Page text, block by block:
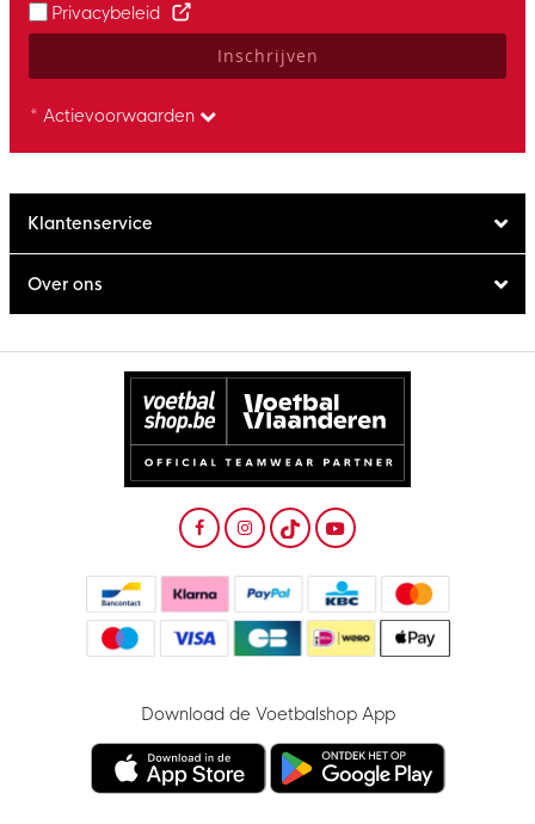
Privacybeleid
Inschrijven
* Actievoorwaarden
Klantenservice
Over ons
Download de Voetbalshop App